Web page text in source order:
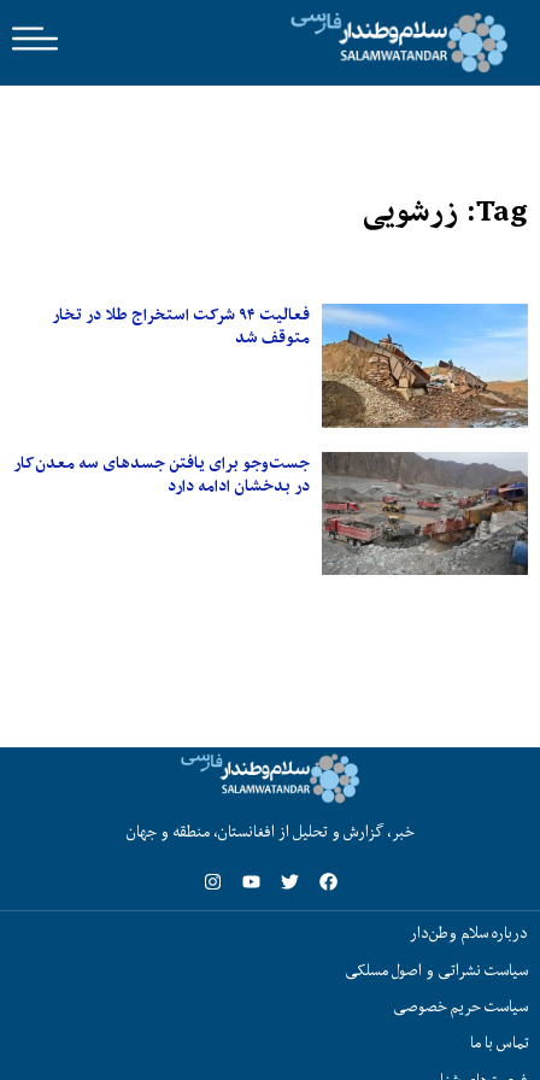
Tag: زرشویی
فعالیت ۹۴ شرکت استخراج طلا در تخار
متوقف شد
جست‌وجو برای یافتن جسدهای سه معدن‌کار
در بدخشان ادامه دارد
خبر، گزارش و تحلیل از افغانستان، منطقه و جهان
درباره سلام وطن‌دار
سیاست نشراتی و اصول مسلکی
سیاست حریم خصوصی
تماس با ما